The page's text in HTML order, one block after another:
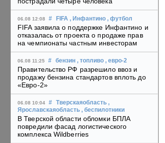
06.08 12:08 # FIFA , Инфантино , футбол
FIFA заявила о поддержке Инфантино и
отказалась от проекта о продаже прав
на чемпионаты частным инвесторам
06.08 11:25 # бензин , топливо , евро-2
Правительство РФ разрешило ввоз и
продажу бензина стандартов вплоть до
«Евро-2»
06.08 10:04 # Тверскаяобласть ,
Ярославскаяобласть , беспилотники
В Тверской области обломки БПЛА
повредили фасад логистического
комплекса Wildberries